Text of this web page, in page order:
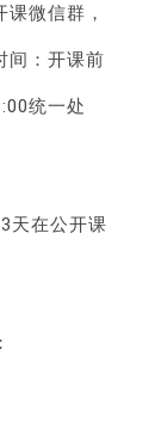
微信群，
间：开课前
统一处
天在公开课